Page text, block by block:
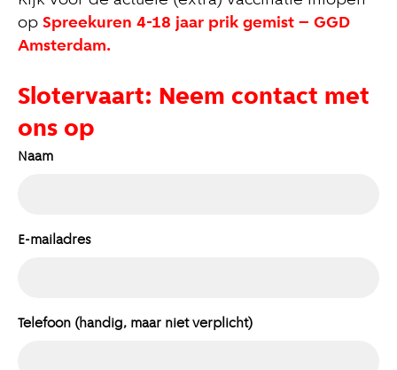
op Spreekuren 4-18 jaar prik gemist – GGD
Amsterdam.
Slotervaart: Neem contact met
ons op
Naam
E-mailadres
Telefoon (handig, maar niet verplicht)